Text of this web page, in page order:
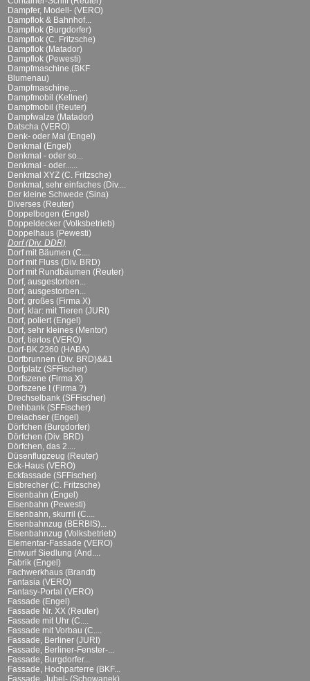
Dampfer, Modell- (VERO)
Dampflok & Bahnhof...
Dampflok (Burgdorfer)
Dampflok (C. Fritzsche)
Dampflok (Matador)
Dampflok (Pewesti)
Dampfmaschine (BKF
Blumenau)
Dampfmaschine,...
Dampfmobil (Kellner)
Dampfmobil (Reuter)
Dampfwalze (Matador)
Datscha (VERO)
Denk- oder Mal (Engel)
Denkmal (Engel)
Denkmal - oder so...
Denkmal - oder......
Denkmal XYZ (C. Fritzsche)
Denkmal, sehr einfaches (Div....
Der kleine Schwede (Sina)
Diverses (Reuter)
Doppelbogen (Engel)
Doppeldecker (Volksbetrieb)
Doppelhaus (Pewesti)
Dorf (Div. DDR)
Dorf mit Bäumen (C....
Dorf mit Fluss (Div. BRD)
Dorf mit Rundbäumen (Reuter)
Dorf, ausgestorben...
Dorf, ausgestorben...
Dorf, großes (Firma X)
Dorf, klar: mit Tieren (JURI)
Dorf, poliert (Engel)
Dorf, sehr kleines (Mentor)
Dorf, tierlos (VERO)
Dorf-BK 2360 (HABA)
Dorfbrunnen (Div. BRD)&&1
Dorfplatz (SFFischer)
Dorfszene (Firma X)
Dorfszene I (Firma ?)
Drechselbank (SFFischer)
Drehbank (SFFischer)
Dreiachser (Engel)
Dörfchen (Burgdorfer)
Dörfchen (Div. BRD)
Dörfchen, das 2....
Düsenflugzeug (Reuter)
Eck-Haus (VERO)
Eckfassade (SFFischer)
Eisbrecher (C. Fritzsche)
Eisenbahn (Engel)
Eisenbahn (Pewesti)
Eisenbahn, skurril (C....
Eisenbahnzug (BERBIS)...
Eisenbahnzug (Volksbetrieb)
Elementar-Fassade (VERO)
Entwurf Siedlung (And....
Fabrik (Engel)
Fachwerkhaus (Brandt)
Fantasia (VERO)
Fantasy-Portal (VERO)
Fassade (Engel)
Fassade Nr. XX (Reuter)
Fassade mit Uhr (C....
Fassade mit Vorbau (C....
Fassade, Berliner (JURI)
Fassade, Berliner-Fenster-...
Fassade, Burgdorfer...
Fassade, Hochparterre (BKF...
Fassade, Jubel- (Schowanek)